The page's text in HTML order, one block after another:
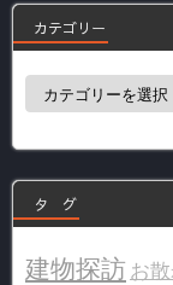
カテゴリー
カ
ー
タ グ
建物探訪 お